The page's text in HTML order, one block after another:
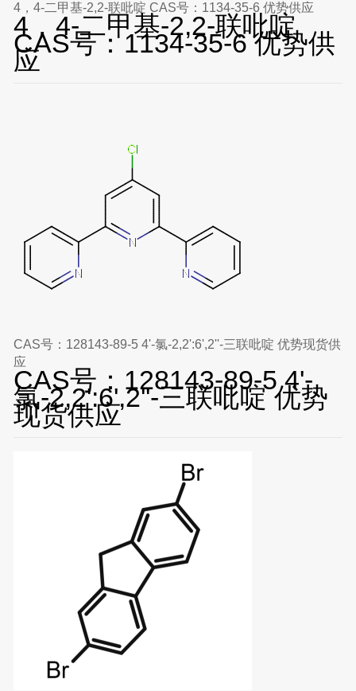
4，4-二甲基-2,2-联吡啶 CAS号：1134-35-6 优势供应
4，4-二甲基-2,2-联吡啶
CAS号：1134-35-6 优势供
应
CAS号：128143-89-5 4'-氯-2,2':6',2''-三联吡啶 优势现货供
应
CAS号：128143-89-5 4'-
氯-2,2':6',2''-三联吡啶 优势
现货供应